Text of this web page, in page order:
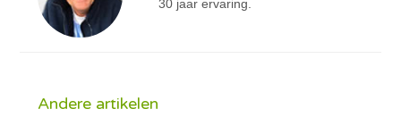
30 jaar ervaring.
Andere artikelen